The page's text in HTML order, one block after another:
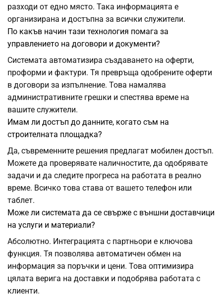
разходи от едно място. Така информацията е
организирана и достъпна за всички служители.
По какъв начин тази технология помага за
управлението на договори и документи?
Системата автоматизира създаването на оферти,
проформи и фактури. Тя превръща одобрените оферти
в договори за изпълнение. Това намалява
административните грешки и спестява време на
вашите служители.
Имам ли достъп до данните, когато съм на
строителната площадка?
Да, съвременните решения предлагат мобилен достъп.
Можете да проверявате наличностите, да одобрявате
задачи и да следите прогреса на работата в реално
време. Всичко това става от вашето телефон или
таблет.
Може ли системата да се свърже с външни доставчици
на услуги и материали?
Абсолютно. Интеграцията с партньори е ключова
функция. Тя позволява автоматичен обмен на
информация за поръчки и цени. Това оптимизира
цялата верига на доставки и подобрява работата с
клиенти.